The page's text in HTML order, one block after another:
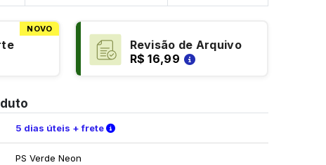
NOVO
Revisão de Arquivo
R$ 16,99
5 dias úteis + frete Verifique as condições de entrega
PS Verde Neon